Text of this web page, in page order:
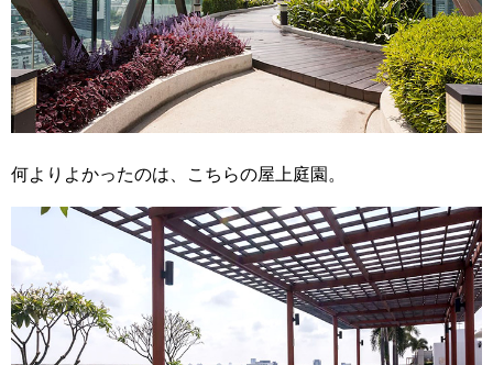
何よりよかったのは、こちらの屋上庭園。